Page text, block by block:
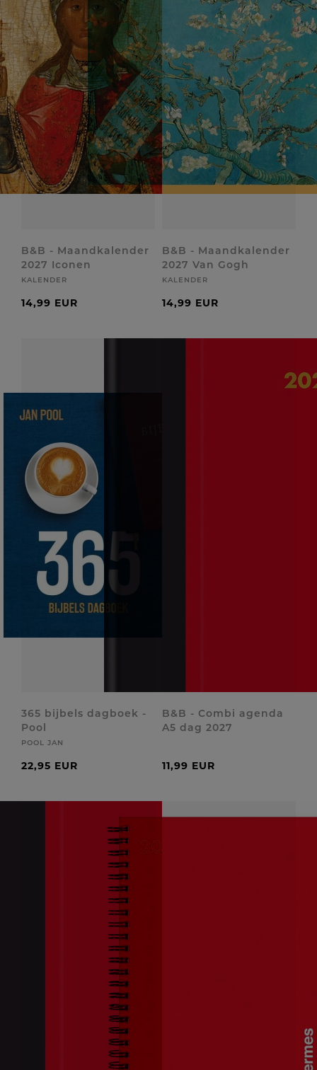
B&B - Maandkalender
2027 Iconen
KALENDER
14,99 EUR
B&B - Maandkalender
2027 Van Gogh
KALENDER
14,99 EUR
365 bijbels dagboek -
Pool
POOL JAN
22,95 EUR
B&B - Combi agenda
A5 dag 2027
11,99 EUR